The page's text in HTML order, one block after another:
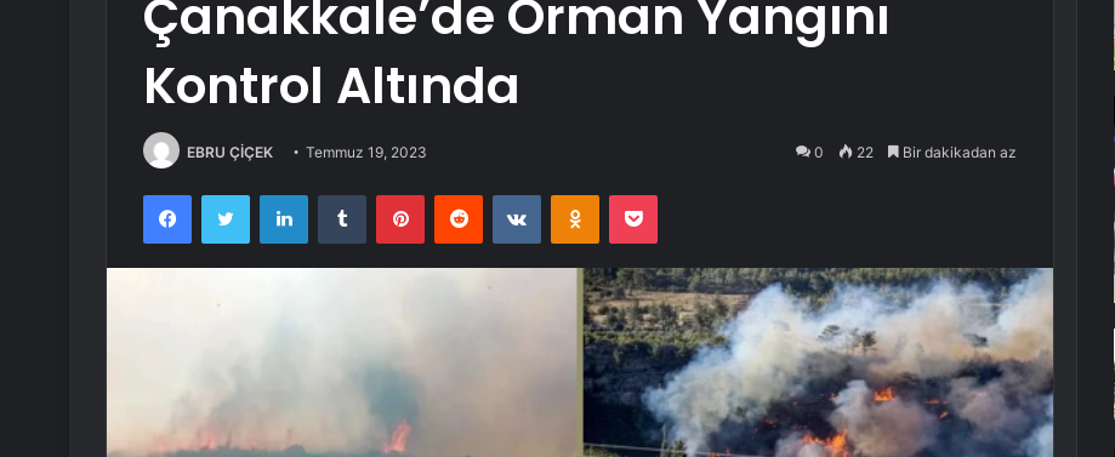
Çanakkale’de Orman Yangını
Kontrol Altında
EBRU ÇİÇEK Temmuz 19, 2023 0 22 Bir dakikadan az
FacebookTwitter LinkedInTumblr PinterestReddit VKontakteOdnoklassniki
Pocket